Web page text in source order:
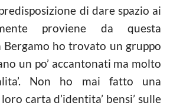
di dare spazio ai
proviene da questa
Bergamo ho trovato un gruppo
un po’ accantonati ma molto
Non ho mai fatto una
carta d’identita’ bensi’ sulle